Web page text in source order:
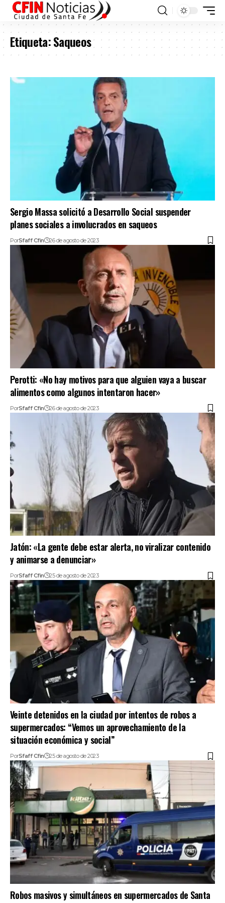
Etiqueta:Saqueos
Sergio Massa solicitó a Desarrollo Social suspender
planes sociales a involucrados en saqueos
PorSfaff Cfin 26 de agosto de 2023
Perotti: «No hay motivos para que alguien vaya a buscar
alimentos como algunos intentaron hacer»
PorSfaff Cfin 26 de agosto de 2023
Jatón: «La gente debe estar alerta, no viralizar contenido
y animarse a denunciar»
PorSfaff Cfin 25 de agosto de 2023
Veinte detenidos en la ciudad por intentos de robos a
supermercados: “Vemos un aprovechamiento de la
situación económica y social”
PorSfaff Cfin 25 de agosto de 2023
Robos masivos y simultáneos en supermercados de Santa